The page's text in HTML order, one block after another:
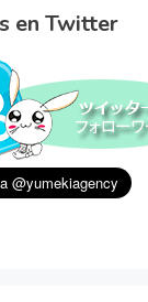
en Twitter